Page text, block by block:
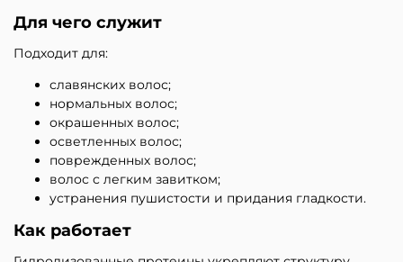
Для чего служит
Подходит для:
славянских волос;
нормальных волос;
окрашенных волос;
осветленных волос;
поврежденных волос;
волос с легким завитком;
устранения пушистости и придания гладкости.
Как работает